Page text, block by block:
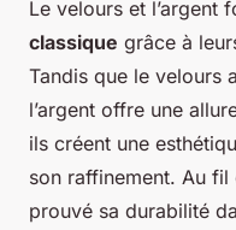
Le velours et l’argent
classique grâce à
Tandis que le velours
l’argent offre une
ils créent une
son raffinement. Au
prouvé sa durabilité